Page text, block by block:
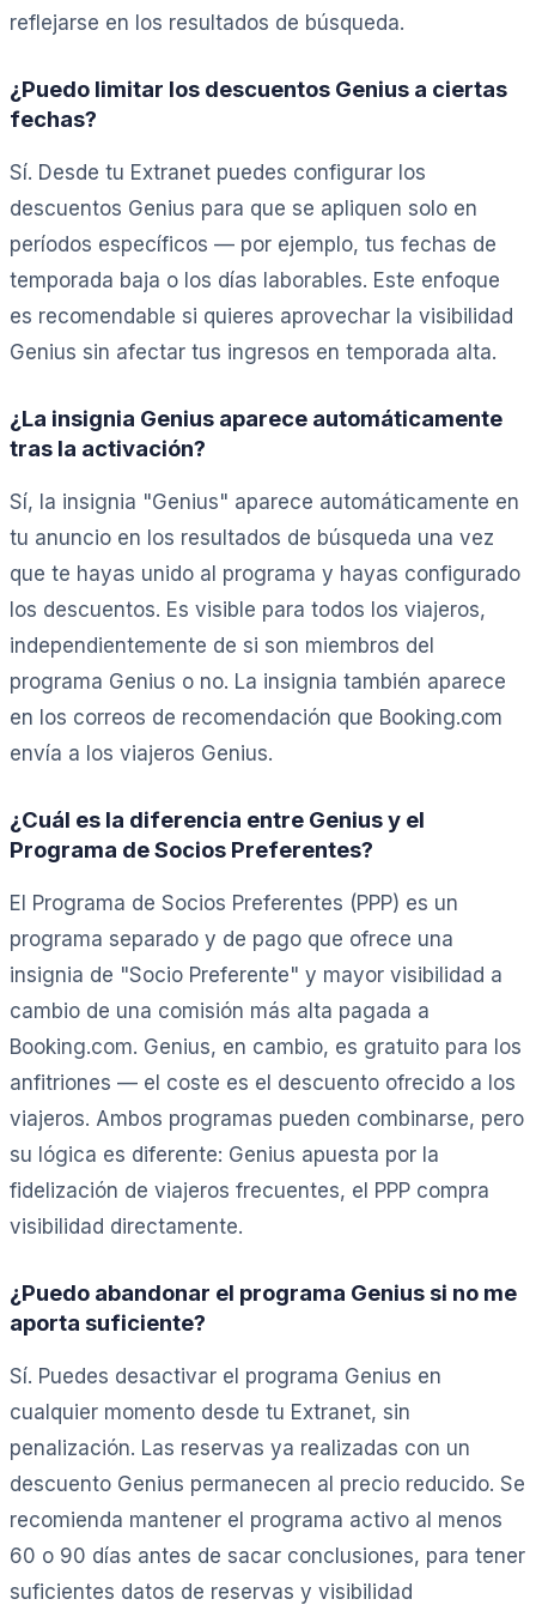
reflejarse en los resultados de búsqueda.
¿Puedo limitar los descuentos Genius a ciertas
fechas?
Sí. Desde tu Extranet puedes configurar los
descuentos Genius para que se apliquen solo en
períodos específicos — por ejemplo, tus fechas de
temporada baja o los días laborables. Este enfoque
es recomendable si quieres aprovechar la visibilidad
Genius sin afectar tus ingresos en temporada alta.
¿La insignia Genius aparece automáticamente
tras la activación?
Sí, la insignia "Genius" aparece automáticamente en
tu anuncio en los resultados de búsqueda una vez
que te hayas unido al programa y hayas configurado
los descuentos. Es visible para todos los viajeros,
independientemente de si son miembros del
programa Genius o no. La insignia también aparece
en los correos de recomendación que Booking.com
envía a los viajeros Genius.
¿Cuál es la diferencia entre Genius y el
Programa de Socios Preferentes?
El Programa de Socios Preferentes (PPP) es un
programa separado y de pago que ofrece una
insignia de "Socio Preferente" y mayor visibilidad a
cambio de una comisión más alta pagada a
Booking.com. Genius, en cambio, es gratuito para los
anfitriones — el coste es el descuento ofrecido a los
viajeros. Ambos programas pueden combinarse, pero
su lógica es diferente: Genius apuesta por la
fidelización de viajeros frecuentes, el PPP compra
visibilidad directamente.
¿Puedo abandonar el programa Genius si no me
aporta suficiente?
Sí. Puedes desactivar el programa Genius en
cualquier momento desde tu Extranet, sin
penalización. Las reservas ya realizadas con un
descuento Genius permanecen al precio reducido. Se
recomienda mantener el programa activo al menos
60 o 90 días antes de sacar conclusiones, para tener
suficientes datos de reservas y visibilidad